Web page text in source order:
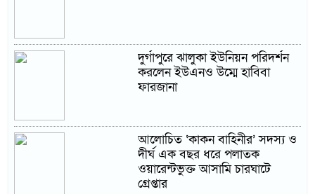
দুর্গাপুরে ঝালুকা ইউনিয়ন পরিদর্শন
করলেন ইউএনও উম্মে হাবিবা
ফারজানা
আলোচিত ‘কাকন বাহিনীর’ সদস্য ও
দীর্ঘ এক বছর ধরে পলাতক
ওয়ারেন্টভুক্ত আসামি চারঘাটে
গ্রেপ্তার